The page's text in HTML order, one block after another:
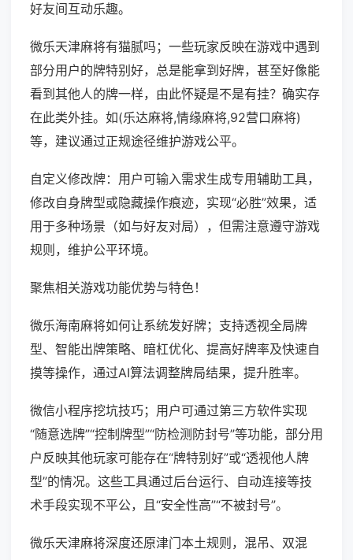
好友间互动乐趣。
微乐天津麻将有猫腻吗；一些玩家反映在游戏中遇到
部分用户的牌特别好，总是能拿到好牌，甚至好像能
看到其他人的牌一样，由此怀疑是不是有挂？确实存
在此类外挂。如(乐达麻将,情缘麻将,92营口麻将)
等，建议通过正规途径维护游戏公平。
自定义修改牌：用户可输入需求生成专用辅助工具，
修改自身牌型或隐藏操作痕迹，实现“必胜”效果，适
用于多种场景（如与好友对局），但需注意遵守游戏
规则，维护公平环境。
聚焦相关游戏功能优势与特色！
微乐海南麻将如何让系统发好牌；支持透视全局牌
型、智能出牌策略、暗杠优化、提高好牌率及快速自
摸等操作，通过AI算法调整牌局结果，提升胜率。
微信小程序挖坑技巧；用户可通过第三方软件实现
“随意选牌”“控制牌型”“防检测防封号”等功能，部分用
户反映其他玩家可能存在“牌特别好”或“透视他人牌
型”的情况。这些工具通过后台运行、自动连接等技
术手段实现不平公，且“安全性高”“不被封号”。
微乐天津麻将深度还原津门本土规则，混吊、双混